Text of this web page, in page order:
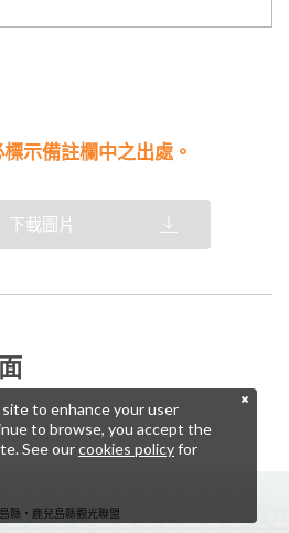
示備註欄中之出處。
下載圖片
縣・鹿兒島縣觀光聯盟
to enhance your user
to browse, you accept the
See ourcookies policyfor